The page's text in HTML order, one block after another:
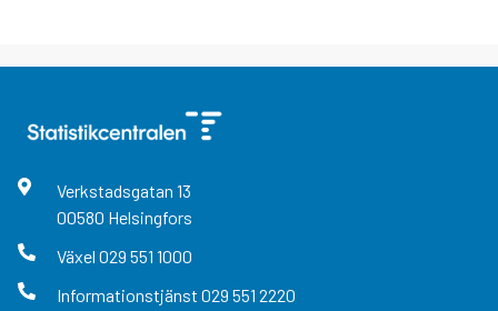
Verkstadsgatan 13
00580 Helsingfors
Växel 029 551 1000
Informationstjänst 029 551 2220